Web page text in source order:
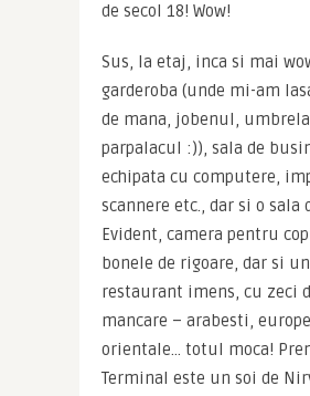
de secol 18! Wow!
Sus, la etaj, inca si mai
garderoba (unde mi-am
de mana, jobenul,
parpalacul :)), sala de
echipata cu computere,
scannere etc., dar si o sala
Evident, camera pentru
bonele de rigoare, dar si un
restaurant imens, cu zeci
mancare – arabesti,
orientale… totul moca!
Terminal este un soi de